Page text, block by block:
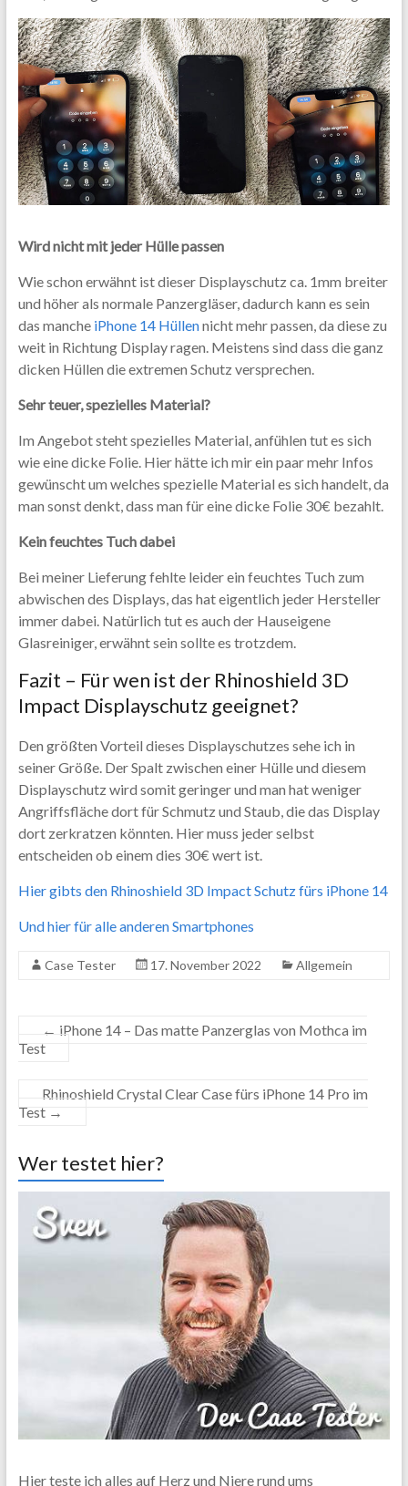
Wird nicht mit jeder Hülle passen
Wie schon erwähnt ist dieser Displayschutz ca. 1mm breiter
und höher als normale Panzergläser, dadurch kann es sein
das manche iPhone 14 Hüllennicht mehr passen, da diese zu
weit in Richtung Display ragen. Meistens sind dass die ganz
dicken Hüllen die extremen Schutz versprechen.
Sehr teuer, spezielles Material?
Im Angebot steht spezielles Material, anfühlen tut es sich
wie eine dicke Folie. Hier hätte ich mir ein paar mehr Infos
gewünscht um welches spezielle Material es sich handelt, da
man sonst denkt, dass man für eine dicke Folie 30€ bezahlt.
Kein feuchtes Tuch dabei
Bei meiner Lieferung fehlte leider ein feuchtes Tuch zum
abwischen des Displays, das hat eigentlich jeder Hersteller
immer dabei. Natürlich tut es auch der Hauseigene
Glasreiniger, erwähnt sein sollte es trotzdem.
Fazit – Für wen ist der Rhinoshield 3D
Impact Displayschutz geeignet?
Den größten Vorteil dieses Displayschutzes sehe ich in
seiner Größe. Der Spalt zwischen einer Hülle und diesem
Displayschutz wird somit geringer und man hat weniger
Angriffsfläche dort für Schmutz und Staub, die das Display
dort zerkratzen könnten. Hier muss jeder selbst
entscheiden ob einem dies 30€ wert ist.
Hier gibts den Rhinoshield 3D Impact Schutz fürs iPhone 14
Und hier für alle anderen Smartphones
Case Tester 17. November 2022 Allgemein
← iPhone 14 – Das matte Panzerglas von Mothca im
Test
Rhinoshield Crystal Clear Case fürs iPhone 14 Pro im
Test →
Wer testet hier?
Hier teste ich alles auf Herz und Niere rund ums